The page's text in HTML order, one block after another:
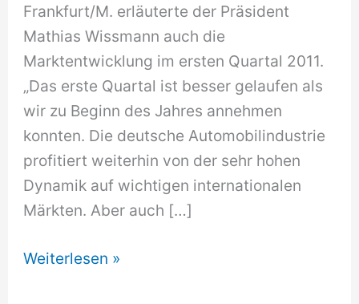
Frankfurt/M. erläuterte der Präsident
Mathias Wissmann auch die
Marktentwicklung im ersten Quartal 2011.
„Das erste Quartal ist besser gelaufen als
wir zu Beginn des Jahres annehmen
konnten. Die deutsche Automobilindustrie
profitiert weiterhin von der sehr hohen
Dynamik auf wichtigen internationalen
Märkten. Aber auch […]
Deutsche
Weiterlesen »